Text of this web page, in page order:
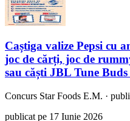
Caștiga valize Pepsi cu
joc de cărți, joc de
sau căști JBL Tune Buds
Concurs Star Foods E.M. ·
publicat pe 17 Iunie 2026